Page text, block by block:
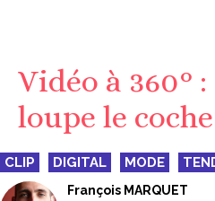
Vidéo à 360°
loupe le coche
CLIP DIGITAL MODE
François MARQUET